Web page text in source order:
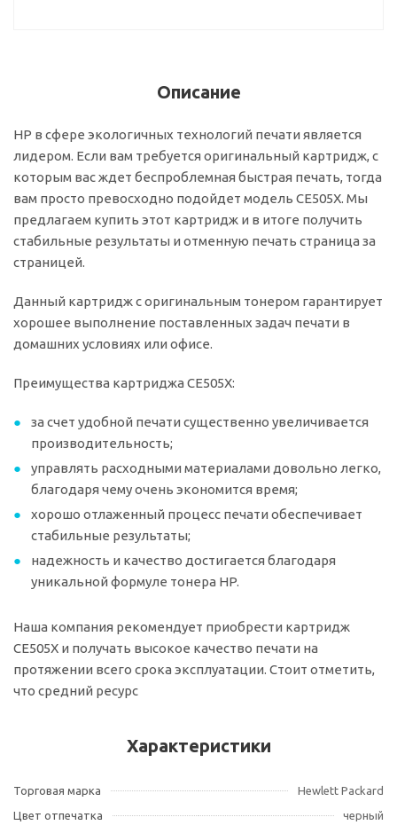
Описание
HP в сфере экологичных технологий печати является
лидером. Если вам требуется оригинальный картридж, с
которым вас ждет беспроблемная быстрая печать, тогда
вам просто превосходно подойдет модель CE505X. Мы
предлагаем купить этот картридж и в итоге получить
стабильные результаты и отменную печать страница за
страницей.
Данный картридж с оригинальным тонером гарантирует
хорошее выполнение поставленных задач печати в
домашних условиях или офисе.
Преимущества картриджа CE505X:
за счет удобной печати существенно увеличивается
производительность;
управлять расходными материалами довольно легко,
благодаря чему очень экономится время;
хорошо отлаженный процесс печати обеспечивает
стабильные результаты;
надежность и качество достигается благодаря
уникальной формуле тонера HP.
Наша компания рекомендует приобрести картридж
CE505X и получать высокое качество печати на
протяжении всего срока эксплуатации. Стоит отметить,
что средний ресурс
Характеристики
Торговая марка
Hewlett Packard
Цвет отпечатка
черный